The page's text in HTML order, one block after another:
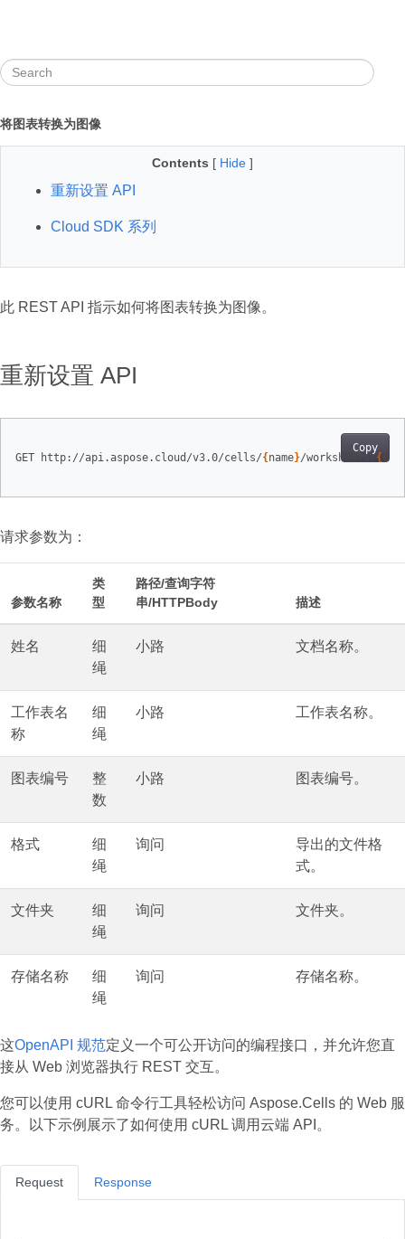
将图表转换为图像
Contents [ Hide ]
重新设置 API
Cloud SDK 系列
此 REST API 指示如何将图表转换为图像。
重新设置 API
Copy
GET http://api.aspose.cloud/v3.0/cells/{ name}/worksheets/ {
请求参数为：
参数名称
类
型
路径/查询字符
串/HTTPBody
描述
姓名
细
绳
小路 文档名称。
工作表名
称
细
绳
小路 工作表名称。
图表编号
整
数
小路 图表编号。
格式
细
绳
询问
导出的文件格
式。
文件夹
细
绳
询问 文件夹。
存储名称
细
绳
询问 存储名称。
这OpenAPI 规范定义一个可公开访问的编程接口，并允许您直
接从 Web 浏览器执行 REST 交互。
您可以使用 cURL 命令行工具轻松访问 Aspose.Cells 的 Web 服
务。以下示例展示了如何使用 cURL 调用云端 API。
Request Response